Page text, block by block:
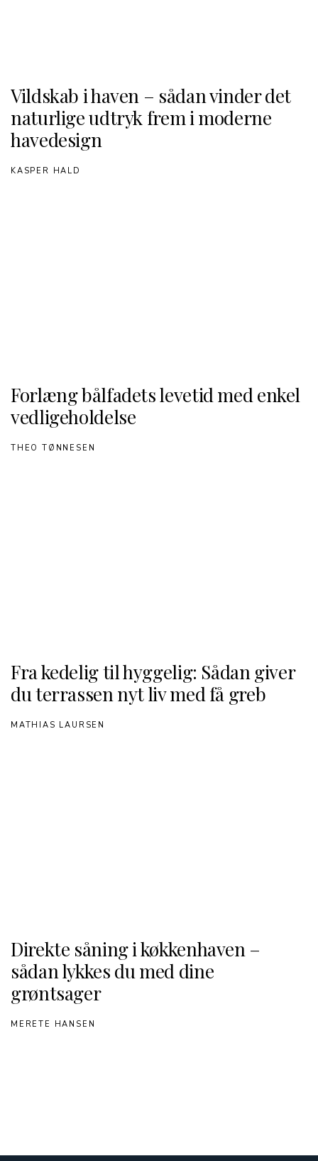
Vildskab i haven – sådan vinder det
naturlige udtryk frem i moderne
havedesign
KASPER HALD
Forlæng bålfadets levetid med enkel
vedligeholdelse
THEO TØNNESEN
Fra kedelig til hyggelig: Sådan giver
du terrassen nyt liv med få greb
MATHIAS LAURSEN
Direkte såning i køkkenhaven –
sådan lykkes du med dine
grøntsager
MERETE HANSEN